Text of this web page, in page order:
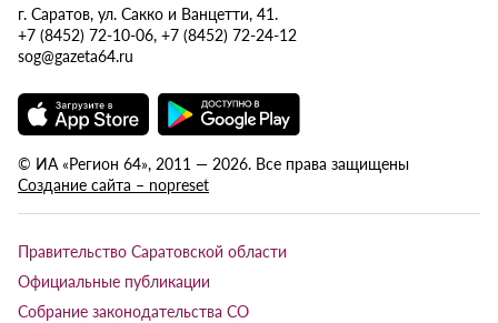
г. Саратов, ул. Сакко и Ванцетти, 41.
+7 (8452) 72-10-06, +7 (8452) 72-24-12
sog@gazeta64.ru
© ИА «Регион 64», 2011 — 2026. Все права защищены
Создание сайта – nopreset
Правительство Саратовской области
Официальные публикации
Собрание законодательства СО